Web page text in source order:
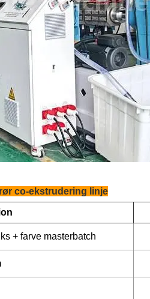
co-ekstrudering linje
+ farve masterbatch